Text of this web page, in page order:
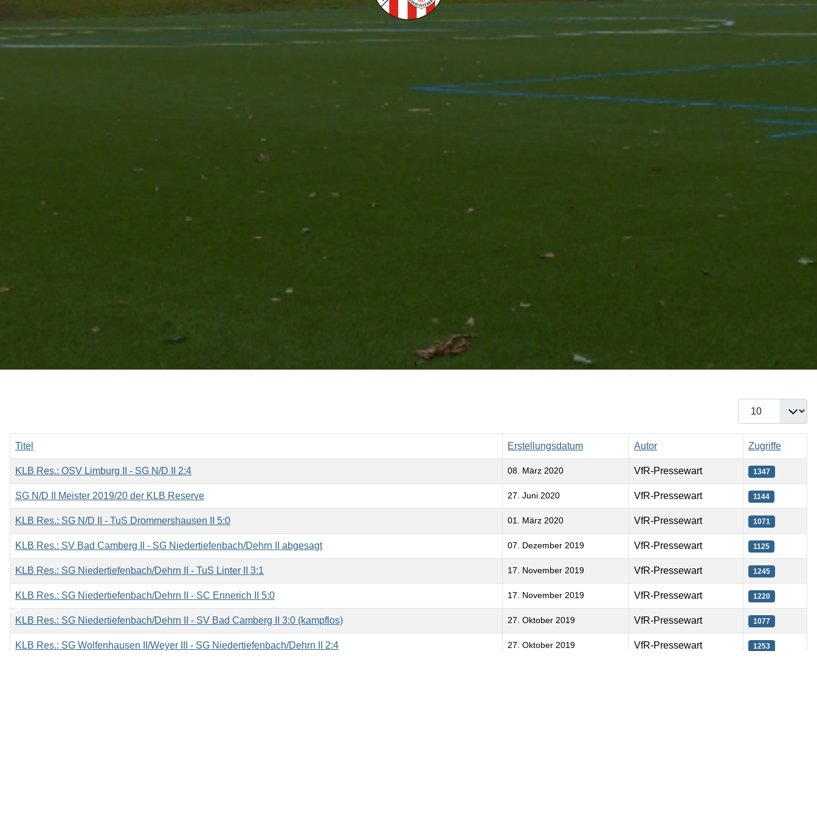
Anzeige #
Titel Erstellungsdatum Autor Zugriffe
KLB Res.: OSV Limburg II - SG N/D II 2:4 08. März 2020 VfR-Pressewart 1347
SG N/D II Meister 2019/20 der KLB Reserve 27. Juni 2020 VfR-Pressewart 1144
KLB Res.: SG N/D II - TuS Drommershausen II 5:0 01. März 2020 VfR-Pressewart 1071
KLB Res.: SV Bad Camberg II - SG Niedertiefenbach/Dehrn II abgesagt 07. Dezember 2019 VfR-Pressewart 1125
KLB Res.: SG Niedertiefenbach/Dehrn II - TuS Linter II 3:1 17. November 2019 VfR-Pressewart 1245
KLB Res.: SG Niedertiefenbach/Dehrn II - SC Ennerich II 5:0 17. November 2019 VfR-Pressewart 1220
KLB Res.: SG Niedertiefenbach/Dehrn II - SV Bad Camberg II 3:0 (kampflos) 27. Oktober 2019 VfR-Pressewart 1077
KLB Res.: SG Wolfenhausen II/Weyer III - SG Niedertiefenbach/Dehrn II 2:4 27. Oktober 2019 VfR-Pressewart 1253